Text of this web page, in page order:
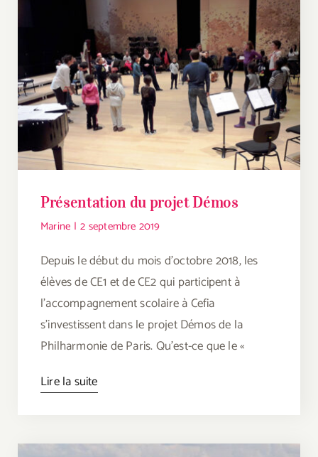
Présentation du projet Démos
Marine | 2 septembre 2019
Depuis le début du mois d’octobre 2018, les
élèves de CE1 et de CE2 qui participent à
l’accompagnement scolaire à Cefia
s’investissent dans le projet Démos de la
Philharmonie de Paris. Qu’est-ce que le «
Lire la suite